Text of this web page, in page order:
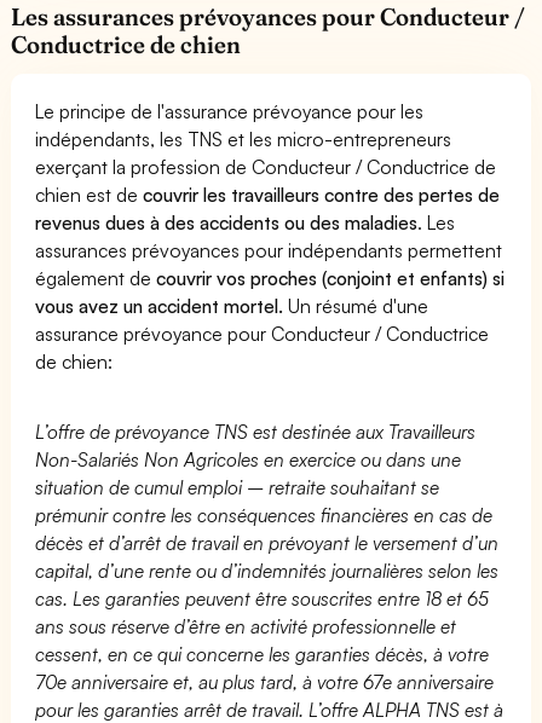
Les assurances prévoyances pour Conducteur /
Conductrice de chien
Le principe de l'assurance prévoyance pour les
indépendants, les TNS et les micro-entrepreneurs
exerçant la profession de Conducteur / Conductrice de
chien est decouvrir les travailleurs contre des pertes de
revenus dues à des accidents ou des maladies. Les
assurances prévoyances pour indépendants permettent
également decouvrir vos proches (conjoint et enfants) si
vous avez un accident mortel. Un résumé d'une
assurance prévoyance pour Conducteur / Conductrice
de chien:
L’offre de prévoyance TNS est destinée aux Travailleurs
Non-Salariés Non Agricoles en exercice ou dans une
situation de cumul emploi – retraite souhaitant se
prémunir contre les conséquences financières en cas de
décès et d’arrêt de travail en prévoyant le versement d’un
capital, d’une rente ou d’indemnités journalières selon les
cas. Les garanties peuvent être souscrites entre 18 et 65
ans sous réserve d’être en activité professionnelle et
cessent, en ce qui concerne les garanties décès, à votre
70e anniversaire et, au plus tard, à votre 67e anniversaire
pour les garanties arrêt de travail. L’offre ALPHA TNS est à